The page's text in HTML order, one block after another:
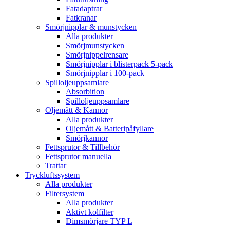
Fatadaptrar
Fatkranar
Smörjnipplar & munstycken
Alla produkter
Smörjmunstycken
Smörjnippelrensare
Smörjnipplar i blisterpack 5-pack
Smörjnipplar i 100-pack
Spilloljeuppsamlare
Absorbition
Spilloljeuppsamlare
Oljemått & Kannor
Alla produkter
Oljemått & Batteripåfyllare
Smörjkannor
Fettsprutor & Tillbehör
Fettsprutor manuella
Trattar
Tryckluftssystem
Alla produkter
Filtersystem
Alla produkter
Aktivt kolfilter
Dimsmörjare TYP L